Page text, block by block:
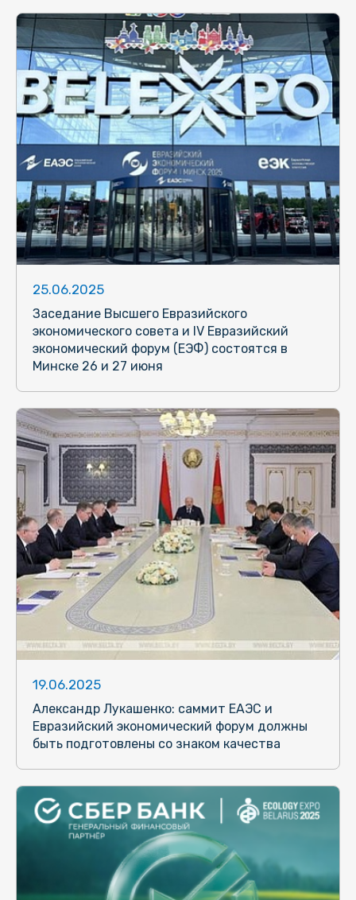
25.06.2025
Заседание Высшего Евразийского
экономического совета и IV Евразийский
экономический форум (ЕЭФ) состоятся в
Минске 26 и 27 июня
19.06.2025
Александр Лукашенко: саммит ЕАЭС и
Евразийский экономический форум должны
быть подготовлены со знаком качества